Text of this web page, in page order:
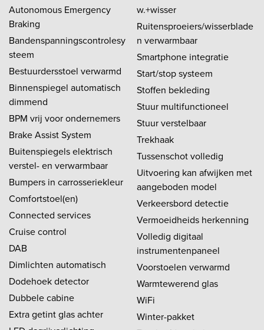
Autonomous Emergency
Braking
Bandenspanningscontrolesy
steem
Bestuurdersstoel verwarmd
Binnenspiegel automatisch
dimmend
BPM vrij voor ondernemers
Brake Assist System
Buitenspiegels elektrisch
verstel- en verwarmbaar
Bumpers in carrosseriekleur
Comfortstoel(en)
Connected services
Cruise control
DAB
Dimlichten automatisch
Dodehoek detector
Dubbele cabine
Extra getint glas achter
w.+wisser
Ruitensproeiers/wisserblade
n verwarmbaar
Smartphone integratie
Start/stop systeem
Stoffen bekleding
Stuur multifunctioneel
Stuur verstelbaar
Trekhaak
Tussenschot volledig
Uitvoering kan afwijken met
aangeboden model
Verkeersbord detectie
Vermoeidheids herkenning
Volledig digitaal
instrumentenpaneel
Voorstoelen verwarmd
Warmtewerend glas
WiFi
Winter-pakket